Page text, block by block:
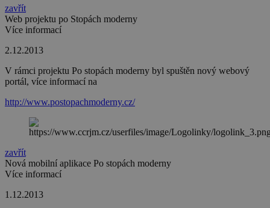
zavřít
Web projektu po Stopách moderny
Více informací
2.12.2013
V rámci projektu Po stopách moderny byl spuštěn nový webový
portál, více informací na
http://www.postopachmoderny.cz/
zavřít
Nová mobilní aplikace Po stopách moderny
Více informací
1.12.2013